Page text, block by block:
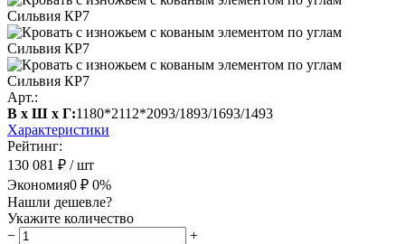
Арт.:
В х Ш х Г:1180*2112*2093/1893/1693/1493
Характеристики
Рейтинг:
130 081 ₽ / шт
Экономия0 ₽ 0%
Нашли дешевле?
Укажите количество
−
+